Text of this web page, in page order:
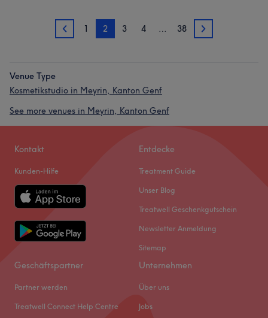
1 1 2 3 4 … 38 3
Venue Type
Kosmetikstudio in Meyrin, Kanton Genf
See more venues in Meyrin, Kanton Genf
Kontakt
Kunden-Hilfe
Entdecke
Treatment Guide
Unser Blog
Treatwell Geschenkgutschein
Newsletter Anmeldung
Sitemap
Geschäftspartner
Partner werden
Treatwell Connect Help Centre
Unternehmen
Über uns
Jobs